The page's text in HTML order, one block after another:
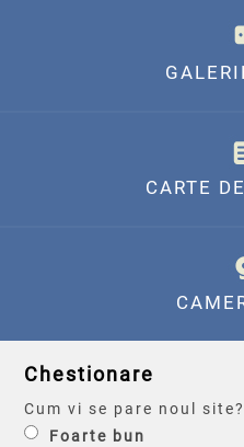
CARTE
Chestionare
Cum vi se pare noul site?
Foarte bun